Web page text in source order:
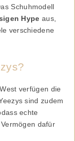
Schuhmodell
Hype aus,
verschiedene
verfügen die
sind zudem
echte
dafür